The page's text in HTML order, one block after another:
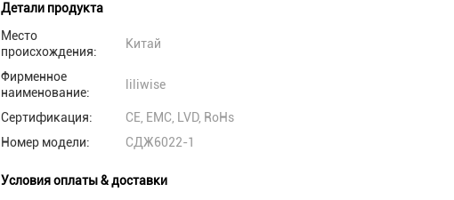
Детали продукта
Место
происхождения:
Китай
Фирменное
наименование:
liliwise
Сертификация:
CE, EMC, LVD, RoHs
Номер модели:
СДЖ6022-1
Условия оплаты & доставки